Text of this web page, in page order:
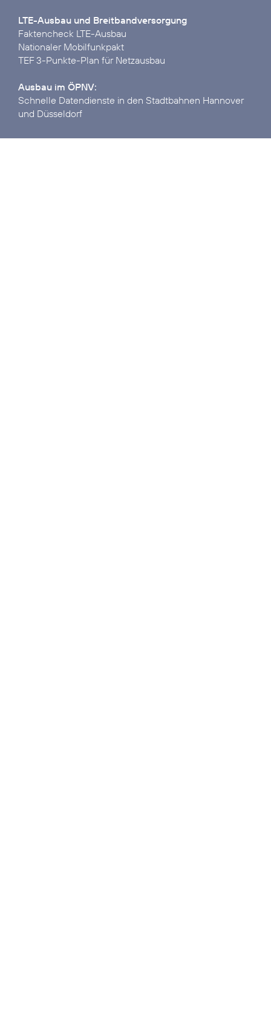
LTE-Ausbau und Breitbandversorgung
Faktencheck LTE-Ausbau
Nationaler Mobilfunkpakt
TEF 3-Punkte-Plan für Netzausbau
Ausbau im ÖPNV:
Schnelle Datendienste in den Stadtbahnen Hannover
und Düsseldorf